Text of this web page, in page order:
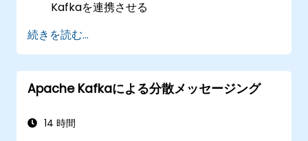
Kafkaを連携させる
ーミングアプリケーションを作成する
Confluent Cloudとの連携により、クラウド
上でKafkaを導入・運用する
実践的な演習や実社会の事例を通じて実務経
続きを読む...
Apache Kafkaによる分散メッセージング
14 時間